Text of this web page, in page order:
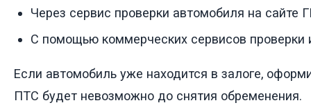
Через сервис проверки автомобиля на сайте
С помощью коммерческих сервисов проверки
Если автомобиль уже находится в залоге,
ПТС будет невозможно до снятия обременения.